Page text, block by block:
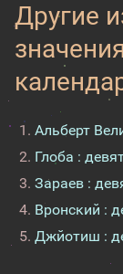
Другие
Альберт
Глоба :
Зараев :
Вронский :
Джйотиш :